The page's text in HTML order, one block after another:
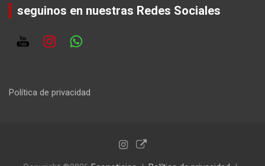
seguinos en nuestras Redes Sociales
Política de privacidad